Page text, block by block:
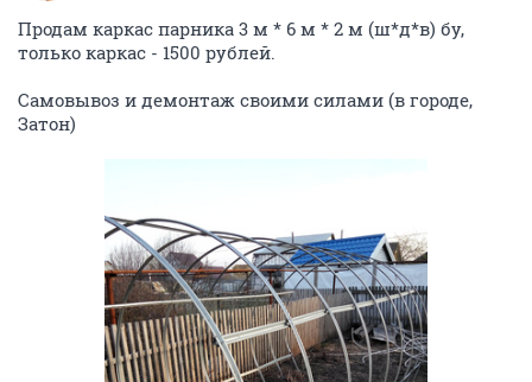
Продам каркас парника 3 м * 6 м * 2 м (ш*д*в) бу,
только каркас - 1500 рублей.
Самовывоз и демонтаж своими силами (в городе,
Затон)